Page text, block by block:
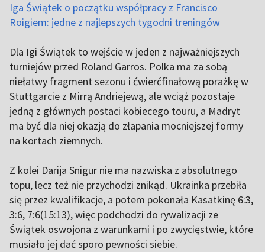
Iga Świątek o początku współpracy z Francisco
Roigiem: jedne z najlepszych tygodni treningów
Dla Igi Świątek to wejście w jeden z najważniejszych
turniejów przed Roland Garros. Polka ma za sobą
niełatwy fragment sezonu i ćwierćfinałową porażkę w
Stuttgarcie z Mirrą Andriejewą, ale wciąż pozostaje
jedną z głównych postaci kobiecego touru, a Madryt
ma być dla niej okazją do złapania mocniejszej formy
na kortach ziemnych.
Z kolei Darija Snigur nie ma nazwiska z absolutnego
topu, lecz też nie przychodzi znikąd. Ukrainka przebiła
się przez kwalifikacje, a potem pokonała Kasatkinę 6:3,
3:6, 7:6(15:13), więc podchodzi do rywalizacji ze
Świątek oswojona z warunkami i po zwycięstwie, które
musiało jej dać sporo pewności siebie.